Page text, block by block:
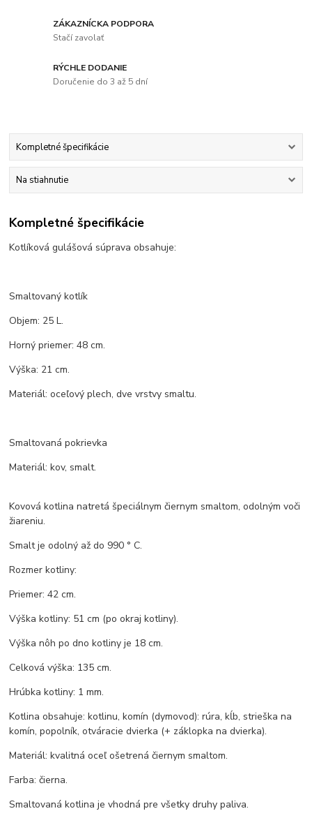
ZÁKAZNÍCKA PODPORA
Stačí zavolať
RÝCHLE DODANIE
Doručenie do 3 až 5 dní
Kompletné špecifikácie
Na stiahnutie
Kompletné špecifikácie
Kotlíková gulášová súprava obsahuje:
Smaltovaný kotlík
Objem: 25 L.
Horný priemer: 48 cm.
Výška: 21 cm.
Materiál: oceľový plech, dve vrstvy smaltu.
Smaltovaná pokrievka
Materiál: kov, smalt.
Kovová kotlina natretá špeciálnym čiernym smaltom, odolným voči
žiareniu.
Smalt je odolný až do 990 ° C.
Rozmer kotliny:
Priemer: 42 cm.
Výška kotliny: 51 cm (po okraj kotliny).
Výška nôh po dno kotliny je 18 cm.
Celková výška: 135 cm.
Hrúbka kotliny: 1 mm.
Kotlina obsahuje: kotlinu, komín (dymovod): rúra, kĺb, strieška na
komín, popolník, otváracie dvierka (+ záklopka na dvierka).
Materiál: kvalitná oceľ ošetrená čiernym smaltom.
Farba: čierna.
Smaltovaná kotlina je vhodná pre všetky druhy paliva.